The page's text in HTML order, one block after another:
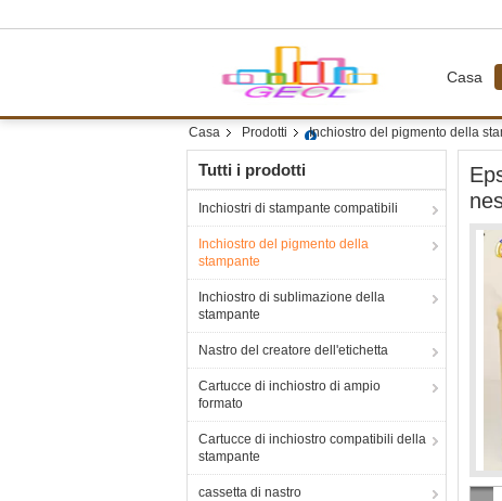
Casa
Casa Prodotti Inchiostro del pigmento della
Tutti i prodotti
Inchiostri di stampante compatibili
Inchiostro del pigmento della
stampante
Inchiostro di sublimazione della
stampante
Nastro del creatore dell'etichetta
Cartucce di inchiostro di ampio
formato
Cartucce di inchiostro compatibili della
stampante
cassetta di nastro